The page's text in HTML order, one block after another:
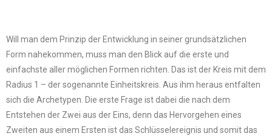
Will man dem Prinzip der Entwicklung in seiner grundsätzlichen
Form nahekommen, muss man den Blick auf die erste und
einfachste aller möglichen Formen richten. Das ist der Kreis mit dem
Radius 1 – der sogenannte Einheitskreis. Aus ihm heraus entfalten
sich die Archetypen. Die erste Frage ist dabei die nach dem
Entstehen der Zwei aus der Eins, denn das Hervorgehen eines
Zweiten aus einem Ersten ist das Schlüsselereignis und somit das